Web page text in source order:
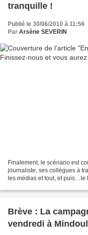
tranquille !
Publié le 30/06/2010 à 11:56
Par Arsène SEVERIN
Finalement, le scénario est
journaliste, ses collègues à
les médias et tout, et
Brève : La
vendredi à